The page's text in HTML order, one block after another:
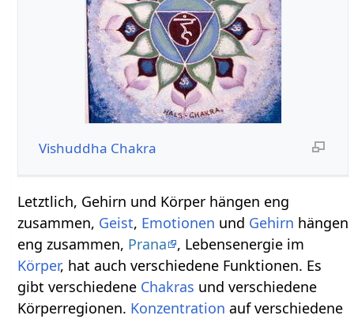
Vishuddha Chakra
Letztlich, Gehirn und Körper hängen eng
zusammen, Geist, Emotionen und Gehirn hängen
eng zusammen, Prana
, Lebensenergie im
Körper, hat auch verschiedene Funktionen. Es
gibt verschiedene Chakras und verschiedene
Körperregionen. Konzentration auf verschiedene